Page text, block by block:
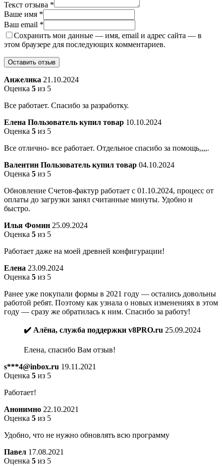
Текст отзыва *
Ваше имя *
Ваш email *
Сохранить мои данные — имя, email и адрес сайта — в
этом браузере для последующих комментариев.
Анжелика 21.10.2024
Оценка 5 из 5
Все работает. Спасибо за разработку.
Елена Пользователь купил товар 10.10.2024
Оценка 5 из 5
Все отлично- все работает. Отдельное спасибо за помощь,,,,.
Валентин Пользователь купил товар 04.10.2024
Оценка 5 из 5
Обновление Счетов-фактур работает с 01.10.2024, процесс от
оплаты до загрузки занял считанные минуты. Удобно и
быстро.
Илья Фомин 25.09.2024
Оценка 5 из 5
Работает даже на моей древней конфигурации!
Елена 23.09.2024
Оценка 5 из 5
Ранее уже покупали формы в 2021 году — остались довольны
работой ребят. Поэтому как узнала о новых изменениях в этом
году — сразу же обратилась к ним. Спасибо за работу!
✔️ Алёна, служба поддержки v8PRO.ru 25.09.2024
Елена, спасибо Вам отзыв!
s***4@inbox.ru 19.11.2021
Оценка 5 из 5
Работает!
Анонимно 22.10.2021
Оценка 5 из 5
Удобно, что не нужно обновлять всю программу
Павел 17.08.2021
Оценка 5 из 5